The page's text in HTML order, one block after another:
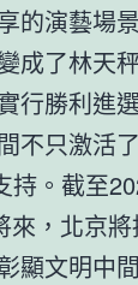
的演藝場
成了林天
行勝利進
不只激活
持。截至
來，北京
顯文明中